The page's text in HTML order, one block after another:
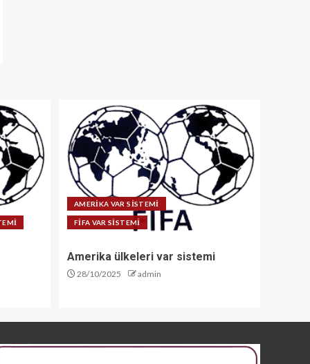
AMERİKA VAR SİSTEMİ
FİFA VAR SİSTEMİ
Amerika ülkeleri var sistemi
28/10/2025 admin